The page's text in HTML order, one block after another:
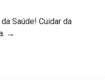
Saúde! Cuidar da
→